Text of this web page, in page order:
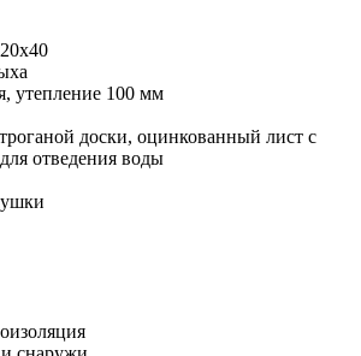
утепление 100 мм
доски, оцинкованный лист с
отведения воды